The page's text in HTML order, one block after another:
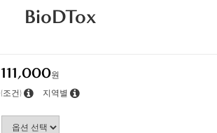
BioDTox
111,000원
(조건) 지역별